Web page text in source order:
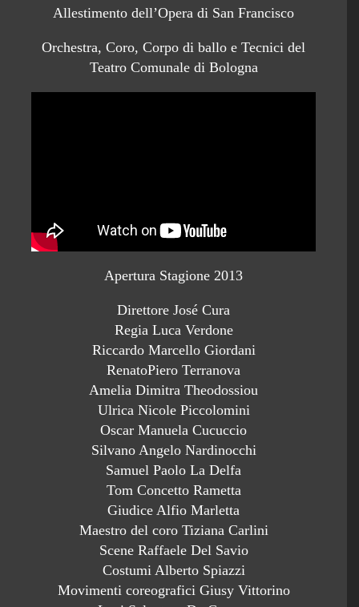
Allestimento dell’Opera di San Francisco
Orchestra, Coro, Corpo di ballo e Tecnici del
Teatro Comunale di Bologna
Apertura Stagione 2013
Direttore José Cura
Regia Luca Verdone
Riccardo Marcello Giordani
RenatoPiero Terranova
Amelia Dimitra Theodossiou
Ulrica Nicole Piccolomini
Oscar Manuela Cucuccio
Silvano Angelo Nardinocchi
Samuel Paolo La Delfa
Tom Concetto Rametta
Giudice Alfio Marletta
Maestro del coro Tiziana Carlini
Scene Raffaele Del Savio
Costumi Alberto Spiazzi
Movimenti coreografici Giusy Vittorino